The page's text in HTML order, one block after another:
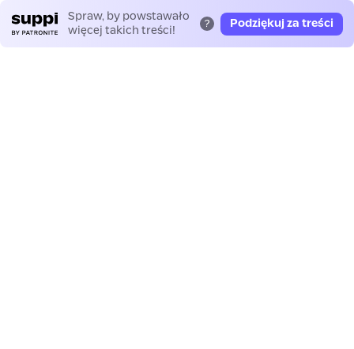
Spraw, by powstawało
więcej takich treści!
? Podziękuj za treści